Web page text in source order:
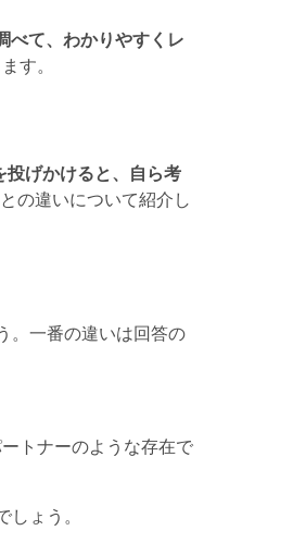
べて、わかりやすくレ
す。
投げかけると、自ら考
の違いについて紹介し
。一番の違いは回答の
トナーのような存在で
ょう。